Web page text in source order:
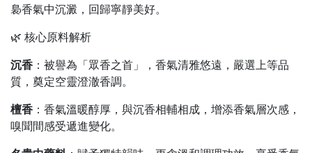
裊香氣中沉澱，回歸寧靜美好。
🌿 核心原料解析
沉香 ：被譽為「眾香之首」，香氣清雅悠遠，嚴選上等品
質，奠定空靈澄澈香調 。
檀香 ：香氣溫暖醇厚，與沉香相輔相成，增添香氣層次感，
嗅聞間感受遞進變化。